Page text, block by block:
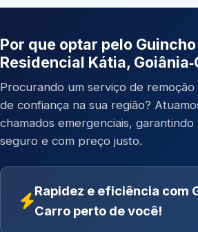
Por que optar pelo
Residencial Kátia,
Procurando um serviço de
de confiança na sua região?
chamados emergenciais,
seguro e com preço justo.
Rapidez e eficiência com
Carro perto de você!